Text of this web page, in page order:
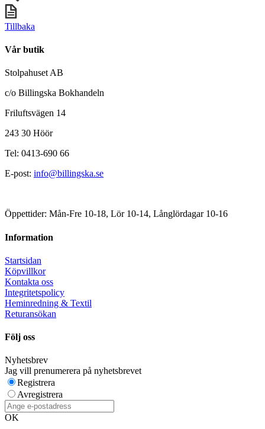
Tillbaka
Vår butik
Stolpahuset AB
c/o Billingska Bokhandeln
Friluftsvägen 14
243 30 Höör
Tel: 0413-690 66
E-post: info@billingska.se
Öppettider: Mån-Fre 10-18, Lör 10-14, Långlördagar 10-16
Information
Startsidan
Köpvillkor
Kontakta oss
Integritetspolicy
Heminredning & Textil
Returansökan
Följ oss
Nyhetsbrev
Jag vill prenumerera på nyhetsbrevet
Registrera
Avregistrera
OK